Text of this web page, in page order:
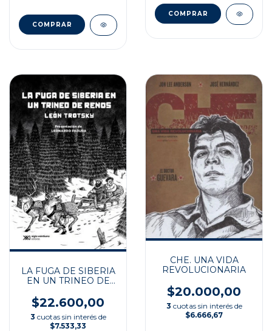
LA FUGA DE SIBERIA
EN UN TRINEO DE
$22.600,00
3 cuotas sin interés de
$7.533,33
CHE. UNA VIDA
REVOLUCIONARIA
$20.000,00
3 cuotas sin interés de
$6.666,67